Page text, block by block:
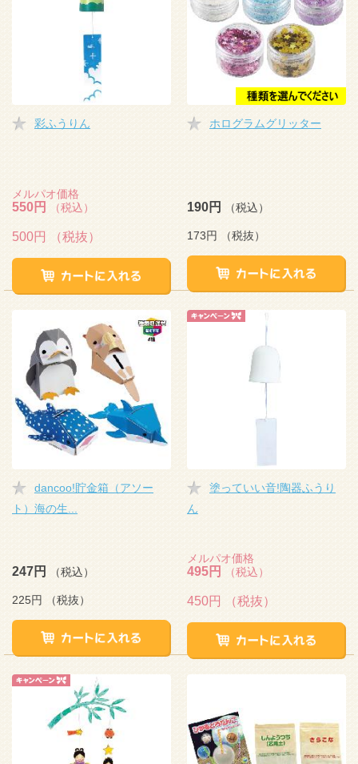
彩ふうりん
メルパオ価格
550円 （税込）
500円 （税抜）
ホログラムグリッター
190円 （税込）
173円 （税抜）
dancoo!貯金箱（アソー
ト）海の生...
247円 （税込）
225円 （税抜）
塗っていい音!陶器ふうり
ん
メルパオ価格
495円 （税込）
450円 （税抜）